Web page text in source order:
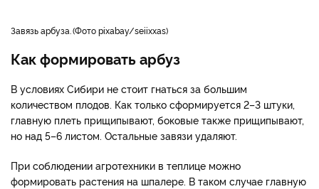
завязь арбуза. Фото pixabay/seiixxas
Как формировать арбуз
В условиях Сибири не стоит гнаться за большим
количеством плодов. Как только сформируется 2–3 штуки,
главную плеть прищипывают, боковые также прищипывают,
но над 5–6 листом. Остальные завязи удаляют.
При соблюдении агротехники в теплице можно
формировать растения на шпалере. В таком случае главную